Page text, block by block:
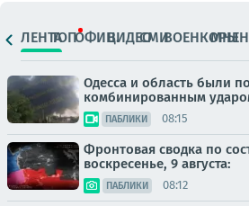
ЛЕНТАТОПОФИЦ.ВИДЕОСМИВОЕНКОРЫ
Одесса и область были
комбинированным
ПАБЛИКИ 08:15
Фронтовая сводка по
воскресенье, 9 августа:
ПАБЛИКИ 08:12